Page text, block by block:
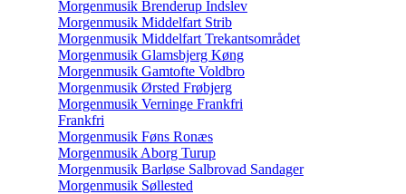
Morgenmusik Brenderup Indslev
Morgenmusik Middelfart Strib
Morgenmusik Middelfart Trekantsområdet
Morgenmusik Glamsbjerg Køng
Morgenmusik Gamtofte Voldbro
Morgenmusik Ørsted Frøbjerg
Morgenmusik Verninge Frankfri
Frankfri
Morgenmusik Føns Ronæs
Morgenmusik Aborg Turup
Morgenmusik Barløse Salbrovad Sandager
Morgenmusik Søllested